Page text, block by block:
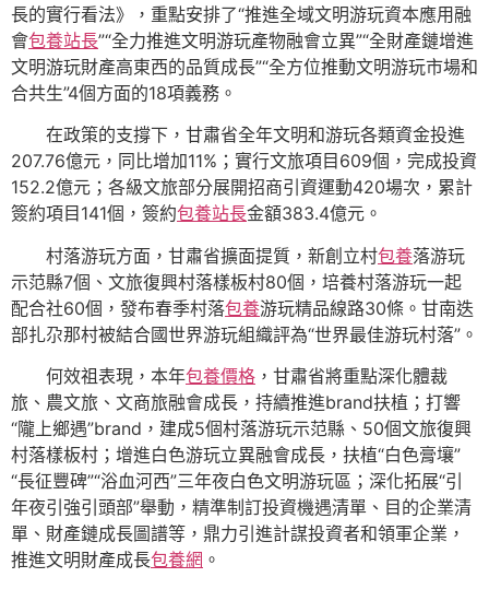
長的實行看法》，重點安排了“推進全域文明游玩資本應用融
會包養站長”“全力推進文明游玩產物融會立異”“全財產鏈增進
文明游玩財產高東西的品質成長”“全方位推動文明游玩市場和
合共生”4個方面的18項義務。
在政策的支撐下，甘肅省全年文明和游玩各類資金投進
207.76億元，同比增加11%；實行文旅項目609個，完成投資
152.2億元；各級文旅部分展開招商引資運動420場次，累計
簽約項目141個，簽約包養站長金額383.4億元。
村落游玩方面，甘肅省擴面提質，新創立村包養落游玩
示范縣7個、文旅復興村落樣板村80個，培養村落游玩一起
配合社60個，發布春季村落包養游玩精品線路30條。甘南迭
部扎尕那村被結合國世界游玩組織評為“世界最佳游玩村落”。
何效祖表現，本年包養價格 ，甘肅省將重點深化體裁
旅、農文旅、文商旅融會成長，持續推進brand扶植；打響
“隴上鄉遇”brand，建成5個村落游玩示范縣、50個文旅復興
村落樣板村；增進白色游玩立異融會成長，扶植“白色膏壤”
“長征豐碑”“浴血河西”三年夜白色文明游玩區；深化拓展“引
年夜引強引頭部”舉動，精準制訂投資機遇清單、目的企業清
單、財產鏈成長圖譜等，鼎力引進計謀投資者和領軍企業，
推進文明財產成長包養網 。